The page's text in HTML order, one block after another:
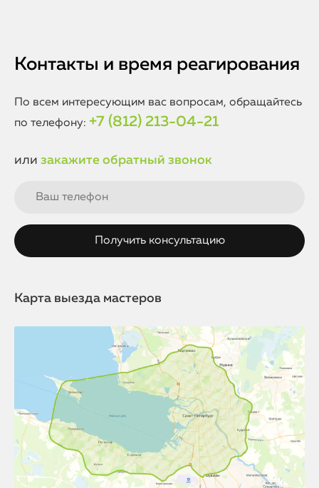
Контакты и время реагирования
По всем интересующим вас вопросам, обращайтесь
по телефону: +7 (812) 213-04-21
или закажите обратный звонок
Карта выезда мастеров